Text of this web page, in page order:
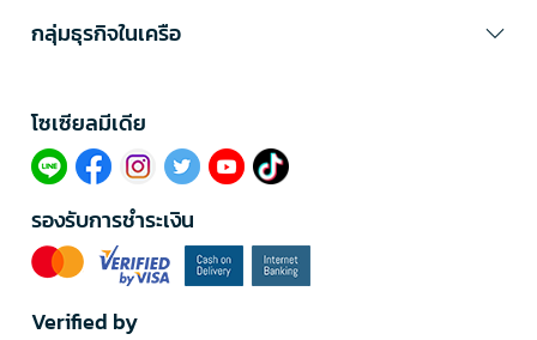
กลุ่มธุรกิจในเครือ
โซเซียลมีเดีย​
รองรับการชำระเงิน
Verified by